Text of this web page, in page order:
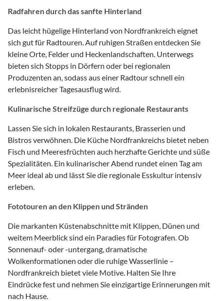
Radfahren durch das sanfte Hinterland
Das leicht hügelige Hinterland von Nordfrankreich eignet
sich gut für Radtouren. Auf ruhigen Straßen entdecken Sie
kleine Orte, Felder und Heckenlandschaften. Unterwegs
bieten sich Stopps in Dörfern oder bei regionalen
Produzenten an, sodass aus einer Radtour schnell ein
erlebnisreicher Tagesausflug wird.
Kulinarische Streifzüge durch regionale Restaurants
Lassen Sie sich in lokalen Restaurants, Brasserien und
Bistros verwöhnen. Die Küche Nordfrankreichs bietet neben
Fisch und Meeresfrüchten auch herzhafte Gerichte und süße
Spezialitäten. Ein kulinarischer Abend rundet einen Tag am
Meer ideal ab und lässt Sie die regionale Esskultur intensiv
erleben.
Fototouren an den Klippen und Stränden
Die markanten Küstenabschnitte mit Klippen, Dünen und
weitem Meerblick sind ein Paradies für Fotografen. Ob
Sonnenauf- oder -untergang, dramatische
Wolkenformationen oder die ruhige Wasserlinie –
Nordfrankreich bietet viele Motive. Halten Sie Ihre
Eindrücke fest und nehmen Sie einzigartige Erinnerungen mit
nach Hause.